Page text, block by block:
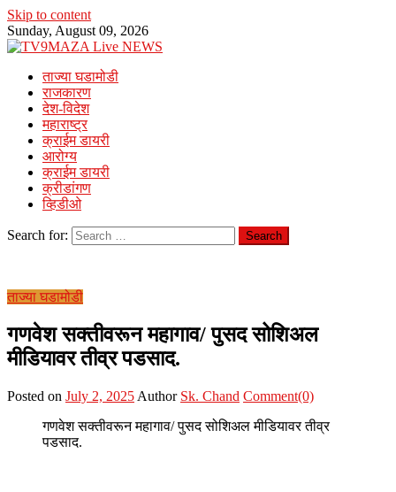
Skip to content
Sunday, August 09, 2026
ताज्या घडामोडी
राजकारण
देश-विदेश
महाराष्ट्र
क्राईम डायरी
आरोग्य
क्राईम डायरी
क्रीडांगण
व्हिडीओ
Search for:
ताज्या घडामोडी
गणवेश सक्तीवरून महागाव/ पुसद सोशिअल
मीडियावर तीव्र पडसाद.
Posted on July 2, 2025 Author Sk. Chand Comment(0)
गणवेश सक्तीवरून महागाव/ पुसद सोशिअल मीडियावर तीव्र
पडसाद.